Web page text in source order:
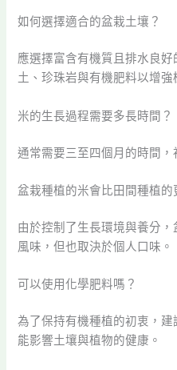
如何選擇適合的盆栽土壤？
應選擇富含有機質且排水良
土、珍珠岩與有機肥料以增強
米的生長過程需要多長時間？
通常需要三至四個月的時間，
盆栽種植的米會比田間種植的
由於控制了生長環境與養分
風味，但也取決於個人口味。
可以使用化學肥料嗎？
為了保持有機種植的初衷，
能影響土壤與植物的健康。